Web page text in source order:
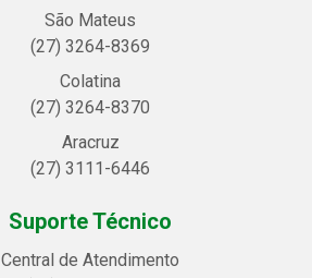
São Mateus
(27) 3264-8369
Colatina
(27) 3264-8370
Aracruz
(27) 3111-6446
Suporte Técnico
Central de Atendimento